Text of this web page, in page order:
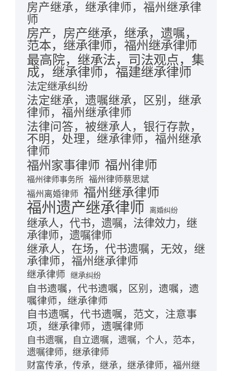
房产继承，继承律师，福州继承律
师
房产，房产继承，继承，遗嘱，
范本，继承律师，福州继承律师
最高院，继承法，司法观点，集
成，继承律师，福建继承律师
法定继承纠纷
法定继承，遗嘱继承，区别，继承
律师，福州继承律师
法律问答，被继承人，银行存款，
不明，处理，继承律师，福州继承
律师
福州家事律师 福州律师
福州律师事务所 福州律师蔡思斌
福州离婚律师 福州继承律师
福州遗产继承律师 离婚纠纷
继承人，代书，遗嘱，法律效力，继
承律师，遗嘱律师
继承人，在场，代书遗嘱，无效，继
承律师，福州继承律师
继承律师 继承纠纷
自书遗嘱，代书遗嘱，区别，遗嘱，遗
嘱律师，继承律师
自书遗嘱，代书遗嘱，范文，注意事
项，继承律师，遗嘱律师
自书遗嘱，自立遗嘱，遗嘱，个人，范本，
遗嘱律师，继承律师
财富传承，传承，继承，继承律师，福州继